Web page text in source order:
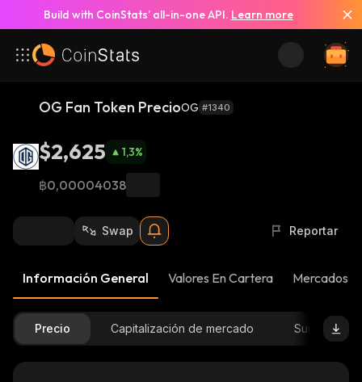
Build with CoinStats’ all-in-one API. Learn more
OG Fan Token PrecioOG #1340
$2,625 1,3%
฿0,00004038
Swap Reportar
Información General Valores En Cartera Mercados
Precio Capitalización de mercado Suministro